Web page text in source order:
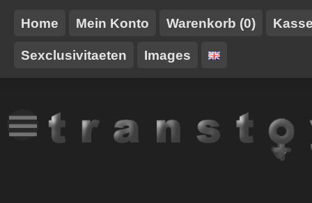
Home Mein Konto Warenkorb (0)
Sexclusivitaeten Images
NEUES
TT-
TRANSTOY
GURTE/HARNESSE